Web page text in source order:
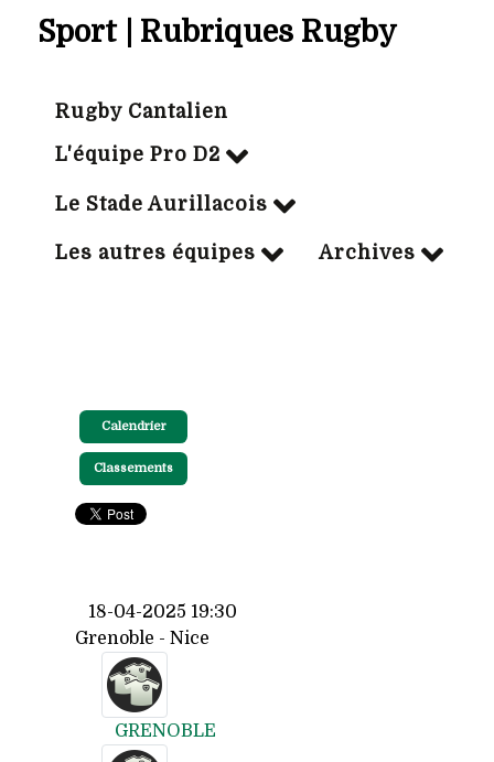
Sport | Rubriques Rugby
Rugby Cantalien
L'équipe Pro D2
Le Stade Aurillacois
Les autres équipes Archives
Calendrier
Classements
18-04-2025 19:30
Grenoble - Nice
GRENOBLE